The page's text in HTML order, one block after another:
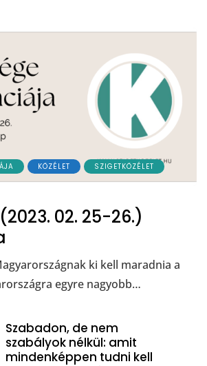
KÖZÉLET SZIGETKÖZÉLET
02. 25-26.)
ki kell maradnia a
egyre nagyobb…
Szabadon, de nem
szabályok nélkül: amit
mindenképpen tudni kell